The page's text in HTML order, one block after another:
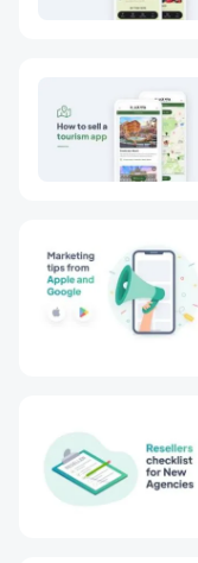
vídeo apresenta
opção de marca
revendedor: